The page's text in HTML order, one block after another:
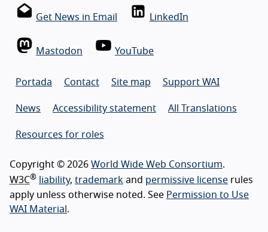
Get News in Email LinkedIn
Mastodon YouTube
Portada Contact Site map Support WAI
News Accessibility statement All Translations
Resources for roles
Copyright © 2026 World Wide Web Consortium.
W3C® liability, trademark and permissive license rules
apply unless otherwise noted. See Permission to Use
WAI Material .